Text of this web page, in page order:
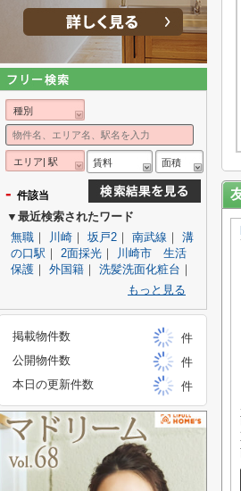
種別
エリア| 駅 賃料 面積
- 件該当
▼最近検索されたワード
無職 ｜ 川崎 ｜ 坂戸2 ｜ 南武線 ｜ 溝
の口駅 ｜ 2面採光 ｜
川崎市 生活
保護 ｜ 外国籍 ｜ 洗髪洗面化粧台 ｜
もっと見る
掲載物件数
件
公開物件数
件
本日の更新件数
件